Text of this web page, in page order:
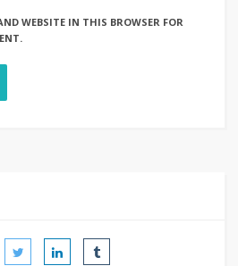
WEBSITE IN THIS BROWSER FOR